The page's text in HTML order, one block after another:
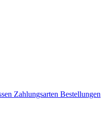
Zahlungsarten Bestellungen